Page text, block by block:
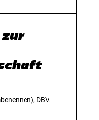
, DBV,